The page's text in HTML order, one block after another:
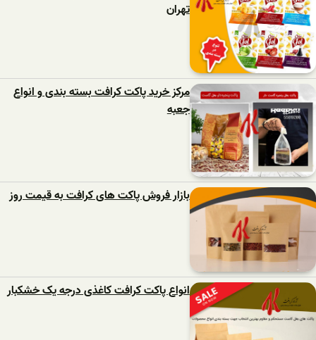
تهران
مرکز خرید پاکت کرافت بسته بندی و انواع
جعبه
بازار فروش پاکت های کرافت به قیمت روز
انواع پاکت کرافت کاغذی درجه یک خشکبار